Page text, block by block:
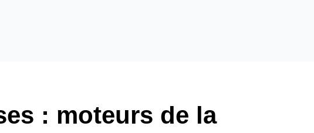
: moteurs de la